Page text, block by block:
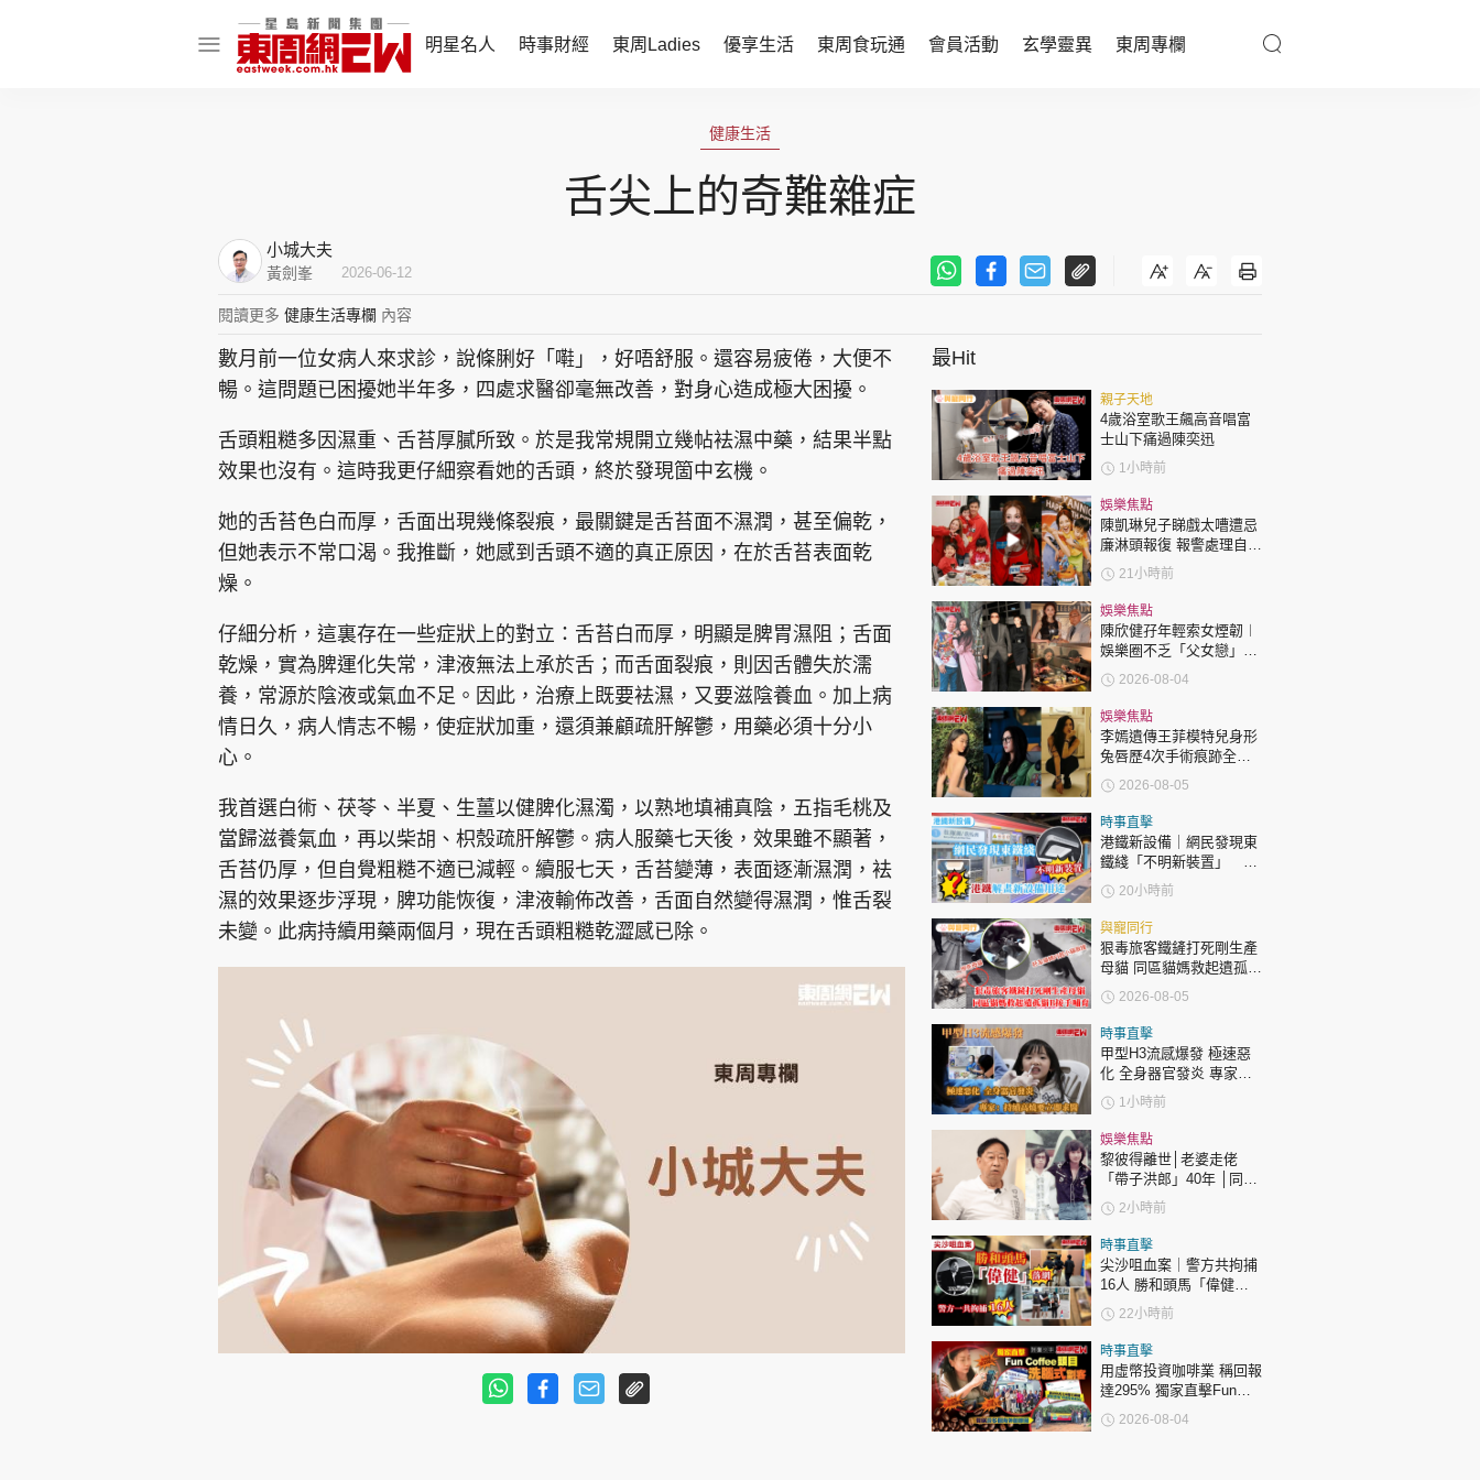
明星名人 時事財經 東周Ladies 優享生活 東周食玩通 會員活動 玄學靈異 東周專欄
東姑熱話
東周Ladies
談情說性
時尚生活
與寵同行
東周食玩通
飲食玩樂
會員活動 玄學靈異
智富天下 李居明
緣來有理 麥玲玲
娛樂名人
文化藝術
時政財經
健康生活
飲食旅遊
集團旗下品牌
東周刊 星島環球 The Standard 親子王
Oh!爸媽 JobMarket 頭條搵工 EDUPLUS
關於我們 聯絡我們 隱私政策聲明 使用條款 版權及免責聲明 Copyright © 東周網 版權所有 . 不得轉載 ©Eastweek.com.hk. All rights reserved.
健康生活
舌尖上的奇難雜症
小城大夫
黃劍峯 2026-06-12
閱讀更多 健康生活專欄 內容
數月前一位女病人來求診，說條脷好「嚡」，好唔舒服。還容易疲倦，大便不
暢。這問題已困擾她半年多，四處求醫卻毫無改善，對身心造成極大困擾。
舌頭粗糙多因濕重、舌苔厚膩所致。於是我常規開立幾帖袪濕中藥，結果半點
效果也沒有。這時我更仔細察看她的舌頭，終於發現箇中玄機。
她的舌苔色白而厚，舌面出現幾條裂痕，最關鍵是舌苔面不濕潤，甚至偏乾，
但她表示不常口渴。我推斷，她感到舌頭不適的真正原因，在於舌苔表面乾
燥。
仔細分析，這裏存在一些症狀上的對立：舌苔白而厚，明顯是脾胃濕阻；舌面
乾燥，實為脾運化失常，津液無法上承於舌；而舌面裂痕，則因舌體失於濡
養，常源於陰液或氣血不足。因此，治療上既要袪濕，又要滋陰養血。加上病
情日久，病人情志不暢，使症狀加重，還須兼顧疏肝解鬱，用藥必須十分小
心。
我首選白術、茯苓、半夏、生薑以健脾化濕濁，以熟地填補真陰，五指毛桃及
當歸滋養氣血，再以柴胡、枳殼疏肝解鬱。病人服藥七天後，效果雖不顯著，
舌苔仍厚，但自覺粗糙不適已減輕。續服七天，舌苔變薄，表面逐漸濕潤，袪
濕的效果逐步浮現，脾功能恢復，津液輸佈改善，舌面自然變得濕潤，惟舌裂
未變。此病持續用藥兩個月，現在舌頭粗糙乾澀感已除。
最Hit
親子天地
4歲浴室歌王飆高音唱富
士山下痛過陳奕迅
1小時前
娛樂焦點
陳凱琳兒子睇戲太嘈遭忌
廉淋頭報復 報警處理自責
護子不力 歐錦棠陳倩揚齊
表態「媽媽有責任」
21小時前
娛樂焦點
陳欣健孖年輕索女煙韌︱
娛樂圈不乏「父女戀」
「爺孫戀」 年齡差距最大
達51歲 最受矚目有李龍
基謝賢
2026-08-04
娛樂焦點
李嫣遺傳王菲模特兒身形
兔唇歷4次手術痕跡全消
變身美少女顏值升級
2026-08-05
時事直擊
港鐵新設備｜網民發現東
鐵綫「不明新裝置」 港
鐵解畫新設備用途
20小時前
與寵同行
狠毒旅客鐵鏟打死剛生產
母貓 同區貓媽救起遺孤貓
B接手哺育
2026-08-05
時事直擊
甲型H3流感爆發 極速惡
化 全身器官發炎 專家：
持續高燒要立即求醫
1小時前
娛樂焦點
黎彼得離世│老婆走佬
「帶子洪郎」40年 │同許
冠傑聯手合作《浪子心
聲》成經典 合作7年拆夥
2小時前
時事直擊
尖沙咀血案｜警方共拘捕
16人 勝和頭馬「偉健」
落網
22小時前
時事直擊
用虛幣投資咖啡業 稱回報
達295% 獨家直擊Fun
Coffee頭目洗腦式劏客
2026-08-04